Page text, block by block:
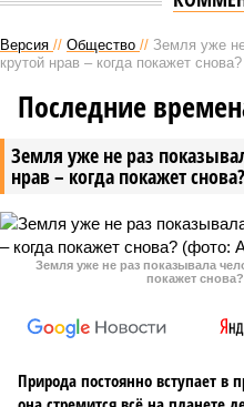
Версия // Общество // Земля уже
крутой нрав – когда покажет снова?
Земля уже не раз
нрав – когда покажет снова?
Последние
Земля уже не раз показывала
покажет
Природа постоянно вступает в